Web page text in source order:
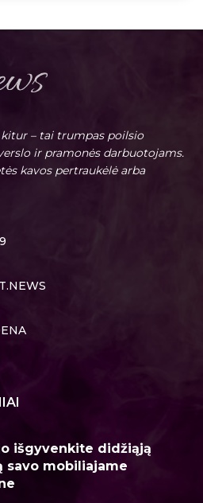
kitur – tai trumpas poilsio
ir pramonės darbuotojams.
kavos pertraukėlė arba
išgyvenkite didžiąją
savo mobiliajame